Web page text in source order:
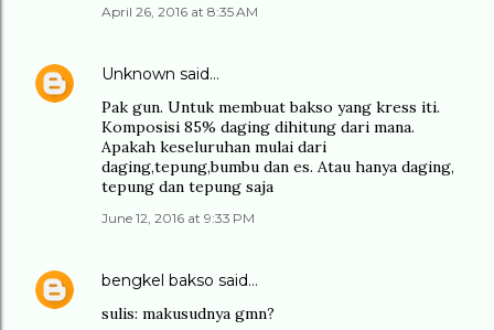
April 26, 2016 at 8:35 AM
Unknown said…
Pak gun. Untuk membuat bakso yang kress iti.
Komposisi 85% daging dihitung dari mana.
Apakah keseluruhan mulai dari
daging,tepung,bumbu dan es. Atau hanya daging,
tepung dan tepung saja
June 12, 2016 at 9:33 PM
bengkel bakso said…
sulis: makusudnya gmn?